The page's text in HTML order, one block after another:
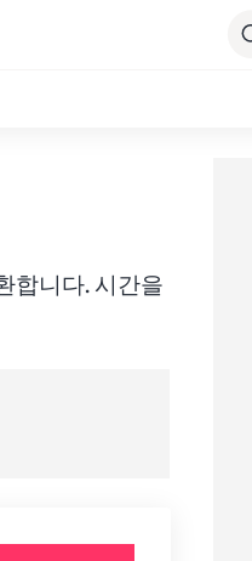
합니다. 시간을